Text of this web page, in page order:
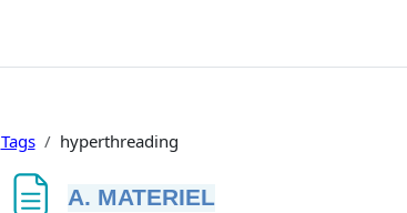
Tags hyperthreading
A. MATERIEL